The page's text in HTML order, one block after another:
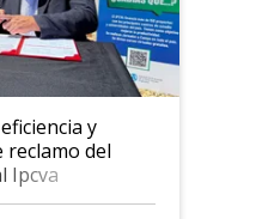
y
reclamo del
Ipcva